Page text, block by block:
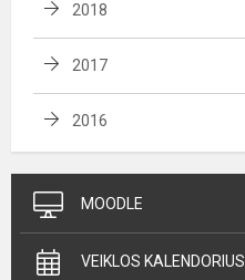
2018
2017
2016
MOODLE
VEIKLOS KALENDORIUS